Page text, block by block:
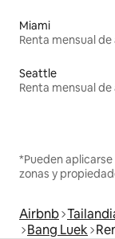
Miami
Seattle
*Pueden
zonas y
Airbnb
Bang Luek